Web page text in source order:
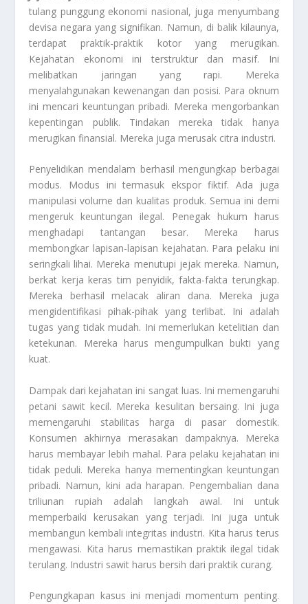
tulang punggung ekonomi nasional, juga menyumbang
devisa negara yang signifikan. Namun, di balik kilaunya,
terdapat praktik-praktik kotor yang merugikan.
Kejahatan ekonomi ini terstruktur dan masif. Ini
melibatkan jaringan yang rapi. Mereka
menyalahgunakan kewenangan dan posisi. Para oknum
ini mencari keuntungan pribadi. Mereka mengorbankan
kepentingan publik. Tindakan mereka tidak hanya
merugikan finansial. Mereka juga merusak citra industri.
Penyelidikan mendalam berhasil mengungkap berbagai
modus. Modus ini termasuk ekspor fiktif. Ada juga
manipulasi volume dan kualitas produk. Semua ini demi
mengeruk keuntungan ilegal. Penegak hukum harus
menghadapi tantangan besar. Mereka harus
membongkar lapisan-lapisan kejahatan. Para pelaku ini
seringkali lihai. Mereka menutupi jejak mereka. Namun,
berkat kerja keras tim penyidik, fakta-fakta terungkap.
Mereka berhasil melacak aliran dana. Mereka juga
mengidentifikasi pihak-pihak yang terlibat. Ini adalah
tugas yang tidak mudah. Ini memerlukan ketelitian dan
ketekunan. Mereka harus mengumpulkan bukti yang
kuat.
Dampak dari kejahatan ini sangat luas. Ini memengaruhi
petani sawit kecil. Mereka kesulitan bersaing. Ini juga
memengaruhi stabilitas harga di pasar domestik.
Konsumen akhirnya merasakan dampaknya. Mereka
harus membayar lebih mahal. Para pelaku kejahatan ini
tidak peduli. Mereka hanya mementingkan keuntungan
pribadi. Namun, kini ada harapan. Pengembalian dana
triliunan rupiah adalah langkah awal. Ini untuk
memperbaiki kerusakan yang terjadi. Ini juga untuk
membangun kembali integritas industri. Kita harus terus
mengawasi. Kita harus memastikan praktik ilegal tidak
terulang. Industri sawit harus bersih dari praktik curang.
Pengungkapan kasus ini menjadi momentum penting.